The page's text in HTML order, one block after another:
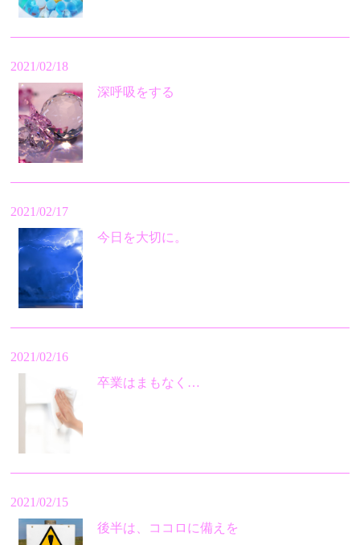
2021/02/18
深呼吸をする
2021/02/17
今日を大切に。
2021/02/16
卒業はまもなく…
2021/02/15
後半は、ココロに備えを